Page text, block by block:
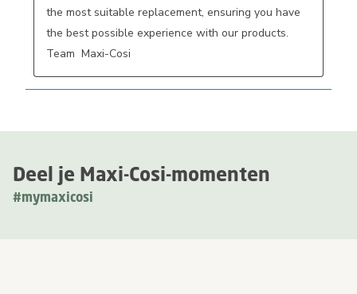
Deel je Maxi-Cosi-momenten
#mymaxicosi
the most suitable replacement, ensuring you have
the best possible experience with our products.
Team  Maxi-Cosi